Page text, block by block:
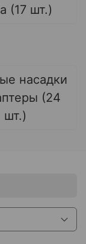
(17 шт.)
насадки
(24
шт.)